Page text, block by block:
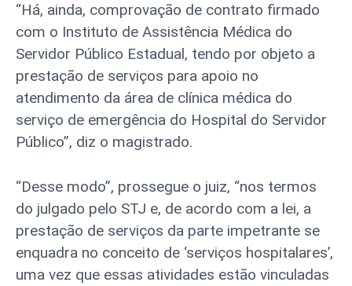
“Há, ainda, comprovação de contrato firmado
com o Instituto de Assistência Médica do
Servidor Público Estadual, tendo por objeto a
prestação de serviços para apoio no
atendimento da área de clínica médica do
serviço de emergência do Hospital do Servidor
Público”, diz o magistrado.
“Desse modo”, prossegue o juiz, “nos termos
do julgado pelo STJ e, de acordo com a lei, a
prestação de serviços da parte impetrante se
enquadra no conceito de ‘serviços hospitalares’,
uma vez que essas atividades estão vinculadas